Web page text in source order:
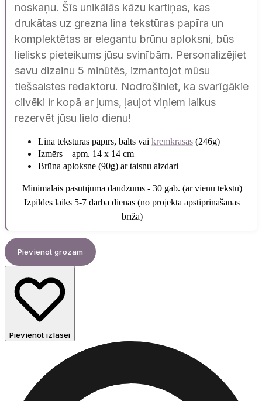
noskaņu. Šīs unikālās kāzu kartiņas, kas
drukātas uz grezna lina tekstūras papīra un
komplektētas ar elegantu brūnu aploksni, būs
lielisks pieteikums jūsu svinībām. Personalizējiet
savu dizainu 5 minūtēs, izmantojot mūsu
tiešsaistes redaktoru. Nodrošiniet, ka svarīgākie
cilvēki ir kopā ar jums, ļaujot viņiem laikus
rezervēt jūsu lielo dienu!
Lina tekstūras papīrs, balts vai krēmkrāsas (246g)
Izmērs – apm. 14 x 14 cm
Brūna aploksne (90g) ar taisnu aizdari
Minimālais pasūtījuma daudzums - 30 gab. (ar vienu tekstu)
Izpildes laiks 5-7 darba dienas (no projekta apstiprināšanas
brīža)
Pievienot grozam
Pievienot izlasei